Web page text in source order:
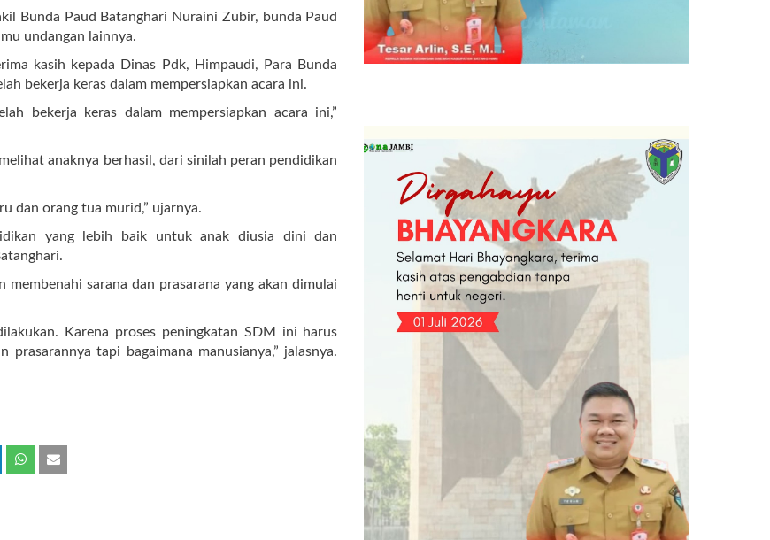
Bunda Paud Batanghari Nuraini Zubir, bunda Paud
undangan lainnya.
kasih kepada Dinas Pdk, Himpaudi, Para Bunda
bekerja keras dalam mempersiapkan acara ini.
bekerja keras dalam mempersiapkan acara ini,”
anaknya berhasil, dari sinilah peran pendidikan
dan orang tua murid,” ujarnya.
yang lebih baik untuk anak diusia dini dan
sarana dan prasarana yang akan dimulai
Karena proses peningkatan SDM ini harus
tapi bagaimana manusianya,” jalasnya.